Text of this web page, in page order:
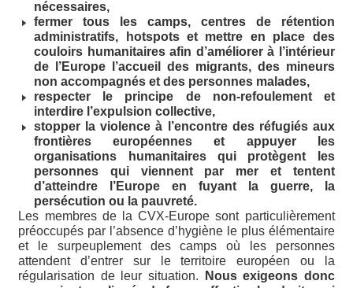
nécessaires,
fermer tous les camps, centres de rétention
administratifs, hotspots et mettre en place des
couloirs humanitaires afin d’améliorer à l’intérieur
de l’Europe l’accueil des migrants, des mineurs
non accompagnés et des personnes malades,
respecter le principe de non-refoulement et
interdire l’expulsion collective,
stopper la violence à l’encontre des réfugiés aux
frontières européennes et appuyer les
organisations humanitaires qui protègent les
personnes qui viennent par mer et tentent
d’atteindre l’Europe en fuyant la guerre, la
persécution ou la pauvreté.
Les membres de la CVX-Europe sont particulièrement
préoccupés par l’absence d’hygiène le plus élémentaire
et le surpeuplement des camps où les personnes
attendent d’entrer sur le territoire européen ou la
régularisation de leur situation.
Nous exigeons donc